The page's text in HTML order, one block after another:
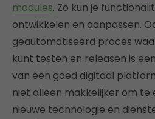
modules. Zo kun je
ontwikkelen en aanpassen.
geautomatiseerd proces
kunt testen en releasen is
van een goed digitaal
niet alleen makkelijker om
nieuwe technologie en